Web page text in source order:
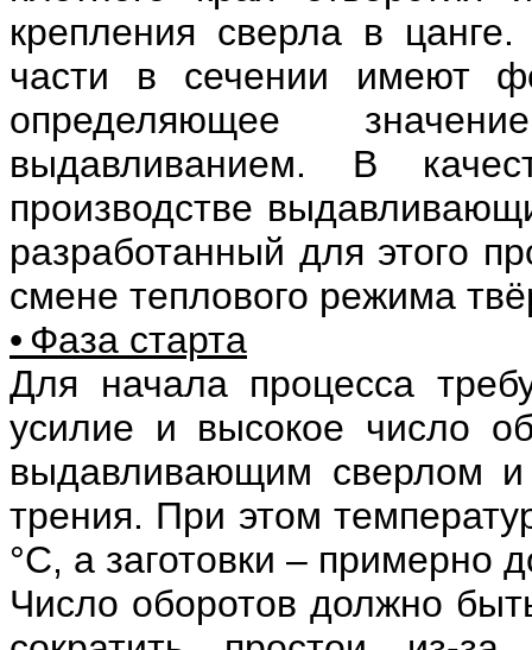
крепления сверла в
части в сечении имеют
определяющее
выдавливанием. В
производстве
разработанный для этого
смене теплового режима
• Фаза старта
Для начала процесса
усилие и высокое число
выдавливающим сверлом и
трения. При этом
°С, а заготовки – примерно
Число оборотов должно